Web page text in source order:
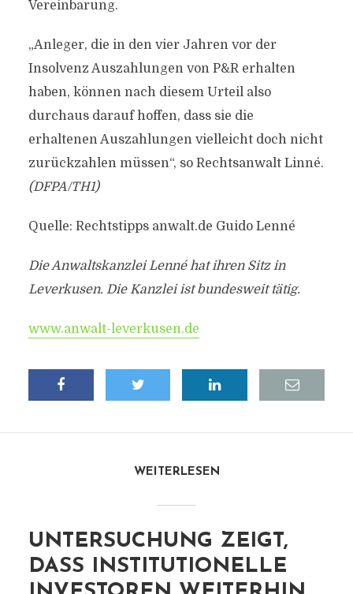
Vereinbarung.
„Anleger, die in den vier Jahren vor der
Insolvenz Auszahlungen von P&R erhalten
haben, können nach diesem Urteil also
durchaus darauf hoffen, dass sie die
erhaltenen Auszahlungen vielleicht doch nicht
zurückzahlen müssen“, so Rechtsanwalt Linné.
(DFPA/TH1)
Quelle: Rechtstipps anwalt.de Guido Lenné
Die Anwaltskanzlei Lenné hat ihren Sitz in
Leverkusen. Die Kanzlei ist bundesweit tätig.
www.anwalt-leverkusen.de
WEITERLESEN
UNTERSUCHUNG ZEIGT,
DASS INSTITUTIONELLE